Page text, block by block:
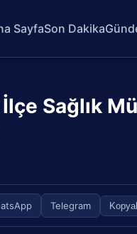
SayfaSon Dakika
Sağlık
Telegram